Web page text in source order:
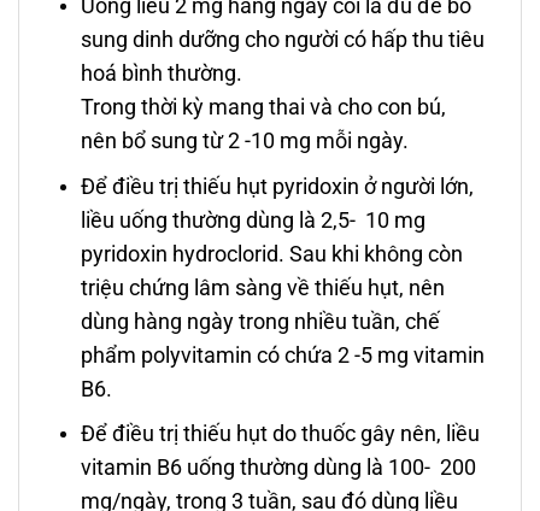
Uống liều 2 mg hàng ngày coi là đủ để bổ
sung dinh dưỡng cho người có hấp thu tiêu
hoá bình thường.
Trong thời kỳ mang thai và cho con bú,
nên bổ sung từ 2 -10 mg mỗi ngày.
Để điều trị thiếu hụt pyridoxin ở người lớn,
liều uống thường dùng là 2,5- 10 mg
pyridoxin hydroclorid. Sau khi không còn
triệu chứng lâm sàng về thiếu hụt, nên
dùng hàng ngày trong nhiều tuần, chế
phẩm polyvitamin có chứa 2 -5 mg vitamin
B6.
Để điều trị thiếu hụt do thuốc gây nên, liều
vitamin B6 uống thường dùng là 100- 200
mg/ngày, trong 3 tuần, sau đó dùng liều